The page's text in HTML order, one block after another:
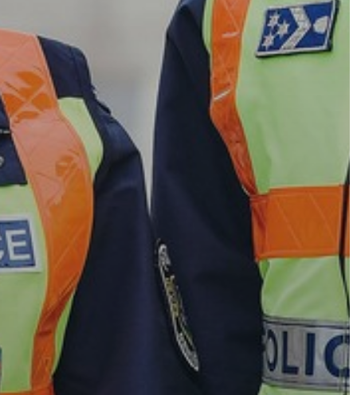
VÁROS
PÉNZÜGYEI
KÖLTSÉGVETÉSI
RENDELETEK
AZ
ÉPÜLŐ
VÁROS